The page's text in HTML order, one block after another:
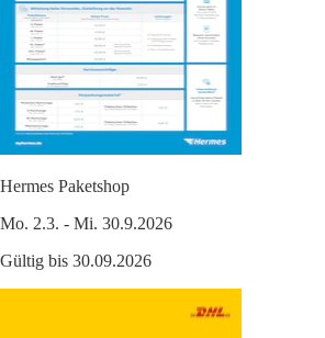
Hermes Paketshop
Mo. 2.3. - Mi. 30.9.2026
Gültig bis 30.09.2026